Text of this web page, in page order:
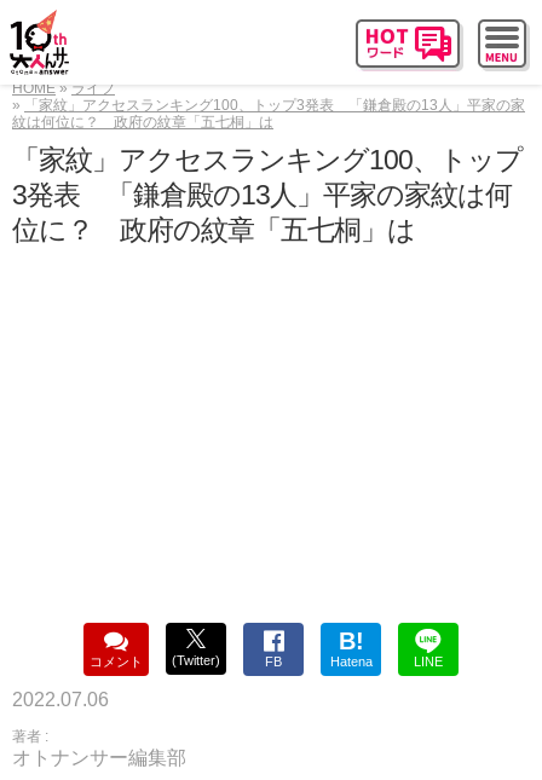
HOME
ライフ
「家紋」アクセスランキング100、トップ3発表 「鎌倉殿の13人」平家の家
紋は何位に？ 政府の紋章「五七桐」は
「家紋」アクセスランキング100、トップ
3発表 「鎌倉殿の13人」平家の家紋は何
位に？ 政府の紋章「五七桐」は
コメント (Twitter) FB
B!
Hatena LINE
2022.07.06
著者 :
オトナンサー編集部